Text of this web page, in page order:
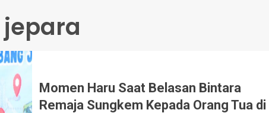
Momen Haru Saat Belasan Bintara
Remaja Sungkem Kepada Orang Tua di